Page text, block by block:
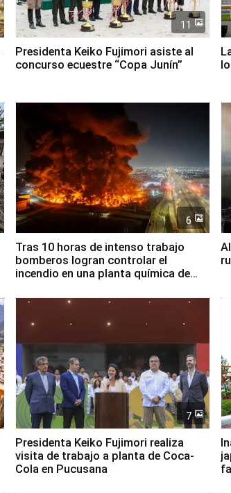
11
Presidenta Keiko Fujimori asiste al
concurso ecuestre “Copa Junín”
6
Tras 10 horas de intenso trabajo
bomberos logran controlar el
incendio en una planta química de
7
Presidenta Keiko Fujimori realiza
visita de trabajo a planta de Coca-
Cola en Pucusana